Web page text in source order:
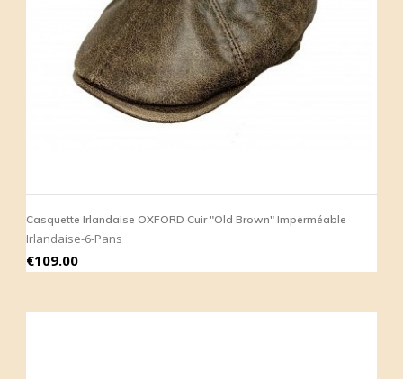
Casquette Irlandaise OXFORD Cuir "Old Brown" Imperméable
Irlandaise-6-Pans
Price
€109.00